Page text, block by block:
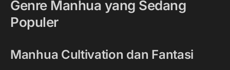
Genre Manhua yang Sedang
Populer
Manhua Cultivation dan Fantasi